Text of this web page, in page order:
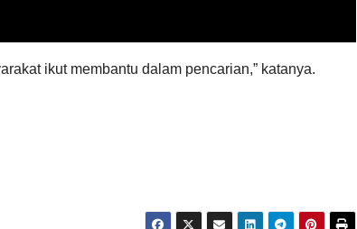
ikut membantu dalam pencarian,” katanya.